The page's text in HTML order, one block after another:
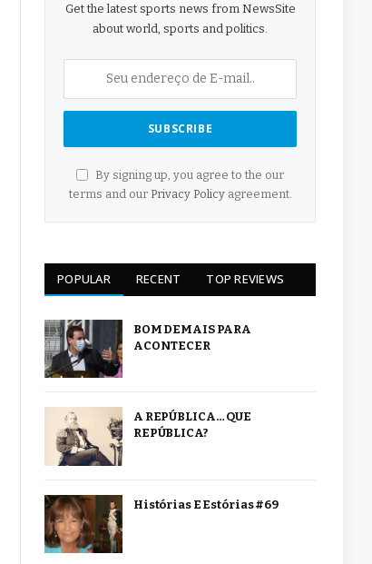
Get the latest sports news from NewsSite
about world, sports and politics.
By signing up, you agree to the our
terms and our Privacy Policyagreement.
POPULAR RECENT TOP REVIEWS
BOM DEMAIS PARA
ACONTECER
A REPÚBLICA… QUE
REPÚBLICA?
Histórias E Estórias #69